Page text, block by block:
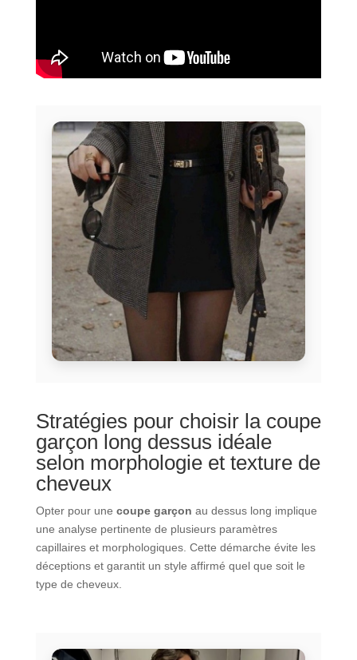
Stratégies pour choisir la coupe
garçon long dessus idéale
selon morphologie et texture de
cheveux
Opter pour une coupe garçon au dessus long implique
une analyse pertinente de plusieurs paramètres
capillaires et morphologiques. Cette démarche évite les
déceptions et garantit un style affirmé quel que soit le
type de cheveux.